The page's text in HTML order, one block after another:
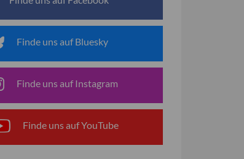
Finde uns auf Bluesky
Finde uns auf Instagram
Finde uns auf YouTube